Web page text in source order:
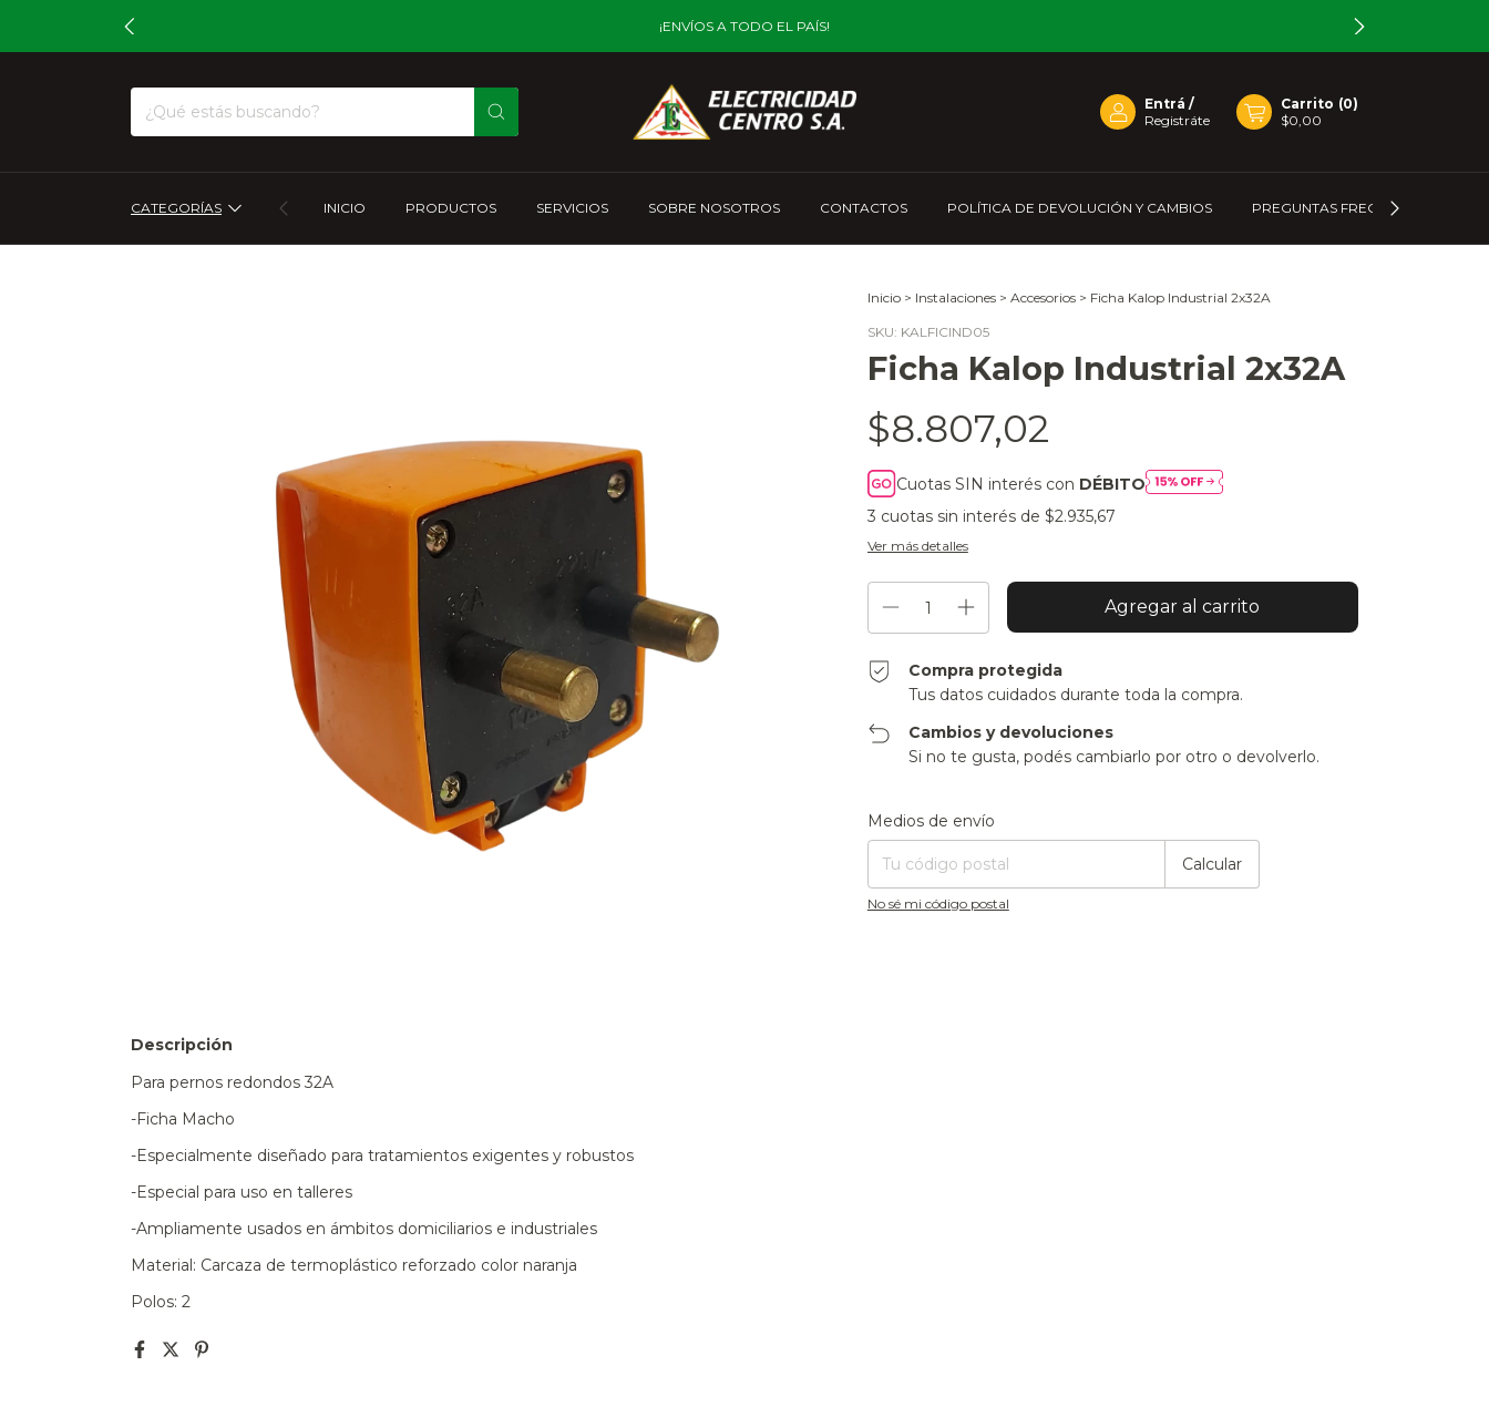
¡ENVÍOS A TODO EL PAÍS!
Entrá /
Registráte
Carrito (0)
$0,00
CATEGORÍAS INICIO PRODUCTOS SERVICIOS SOBRE NOSOTROS CONTACTOS POLÍTICA DE DEVOLUCIÓN Y CAMBIOS PREGUNTAS FRECUENTES
Inicio > Instalaciones > Accesorios > Ficha Kalop Industrial 2x32A
SKU: KALFICIND05
Ficha Kalop Industrial 2x32A
$8.807,02
Cuotas SIN interés con DÉBITO
3 cuotas sin interés de $2.935,67
Ver más detalles
Compra protegida
Tus datos cuidados durante toda la compra.
Cambios y devoluciones
Si no te gusta, podés cambiarlo por otro o devolverlo.
Entregas para el CP:
Medios de envío
Calcular
No sé mi código postal
Descripción
Para pernos redondos 32A
-Ficha Macho
-Especialmente diseñado para tratamientos exigentes y robustos
-Especial para uso en talleres
-Ampliamente usados en ámbitos domiciliarios e industriales
Material: Carcaza de termoplástico reforzado color naranja
Polos: 2